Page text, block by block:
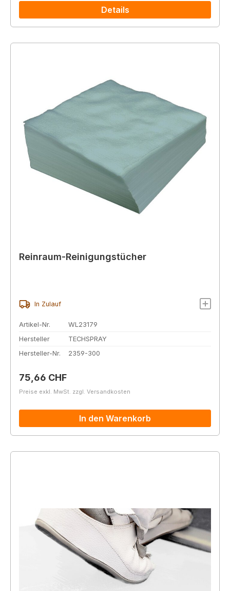
Details
Reinraum-Reinigungstücher
In Zulauf
Artikel-Nr.
WL23179
Hersteller
TECHSPRAY
Hersteller-Nr.
2359-300
Regulärer Preis:
75,66 CHF
Preise exkl. MwSt. zzgl. Versandkosten
In den Warenkorb